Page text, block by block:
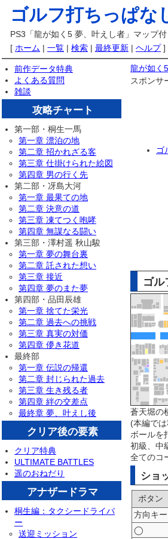
ゴルフ打ちっぱな
PS3「龍が如く5 夢、叶えし者」マップ
[ ホーム | 一覧 | 検索 | 最終更新 | ヘルプ]
龍が如く
スポンサ
ゴ
ゴ
蒼天堀の
(本編で
ボールを
初級、中
全てのコ
ショ
ボタン
方向キー
◯
前作データ特典
よくある質問
雑談
攻略チャート
第一部・桐生一馬
第一章 漂泊の地
第二章 招かれざる客
第三章 仕掛けられた絵図
第四章 男の行く先
第二部・冴島大河
第一章 最果ての地
第二章 決意の道
第三章 凍てつく咆哮
第四章 無謀なる闘い
第三部・澤村遥 秋山駿
第一章 夢の舞台裏
第二章 託された想い
第三章 接近
第四章 夢のまた夢
第四部・品田辰雄
第一章 捨てた栄光
第二章 過去への挑戦
第三章 真実の対価
第四章 儚き花道
最終部
第一章 伝説の帰還
第二章 封じられた過去
第三章 生き残る者
第四章 絆の交差点
最終章 夢、叶えし後
クリア後の要素
クリア特典
ULTIMATE BATTLES
遥のおねだり
アナザードラマ
桐生編：タクシードライバ
ー
送迎ミッション